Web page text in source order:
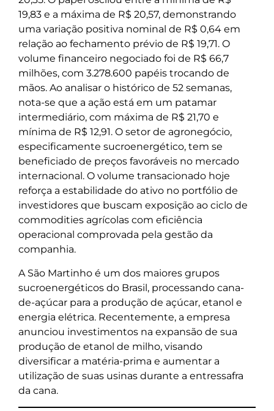
19,83 e a máxima de R$ 20,57, demonstrando
uma variação positiva nominal de R$ 0,64 em
relação ao fechamento prévio de R$ 19,71. O
volume financeiro negociado foi de R$ 66,7
milhões, com 3.278.600 papéis trocando de
mãos. Ao analisar o histórico de 52 semanas,
nota-se que a ação está em um patamar
intermediário, com máxima de R$ 21,70 e
mínima de R$ 12,91. O setor de agronegócio,
especificamente sucroenergético, tem se
beneficiado de preços favoráveis no mercado
internacional. O volume transacionado hoje
reforça a estabilidade do ativo no portfólio de
investidores que buscam exposição ao ciclo de
commodities agrícolas com eficiência
operacional comprovada pela gestão da
companhia.
A São Martinho é um dos maiores grupos
sucroenergéticos do Brasil, processando cana-
de-açúcar para a produção de açúcar, etanol e
energia elétrica. Recentemente, a empresa
anunciou investimentos na expansão de sua
produção de etanol de milho, visando
diversificar a matéria-prima e aumentar a
utilização de suas usinas durante a entressafra
da cana.